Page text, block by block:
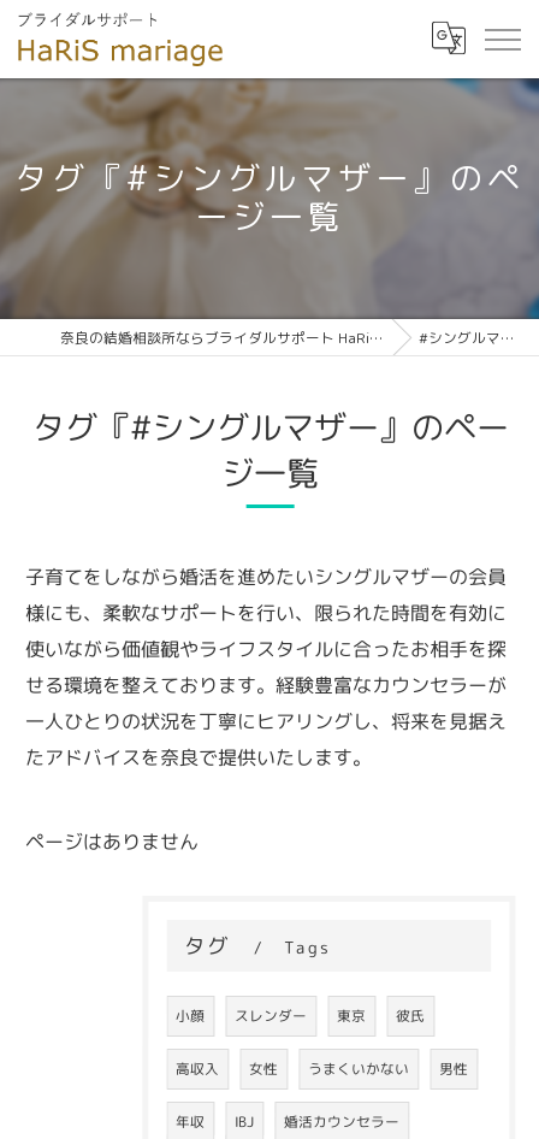
タグ『#シングルマザー』のペ
ージ一覧
奈良の結婚相談所ならブライダルサポート HaRiS mariage #シングルマザー
タグ『#シングルマザー』のペー
ジ一覧
子育てをしながら婚活を進めたいシングルマザーの会員
様にも、柔軟なサポートを行い、限られた時間を有効に
使いながら価値観やライフスタイルに合ったお相手を探
せる環境を整えております。経験豊富なカウンセラーが
一人ひとりの状況を丁寧にヒアリングし、将来を見据え
たアドバイスを奈良で提供いたします。
ページはありません
タグ Tags
小顔 スレンダー 東京 彼氏
高収入 女性 うまくいかない 男性
年収 IBJ 婚活カウンセラー